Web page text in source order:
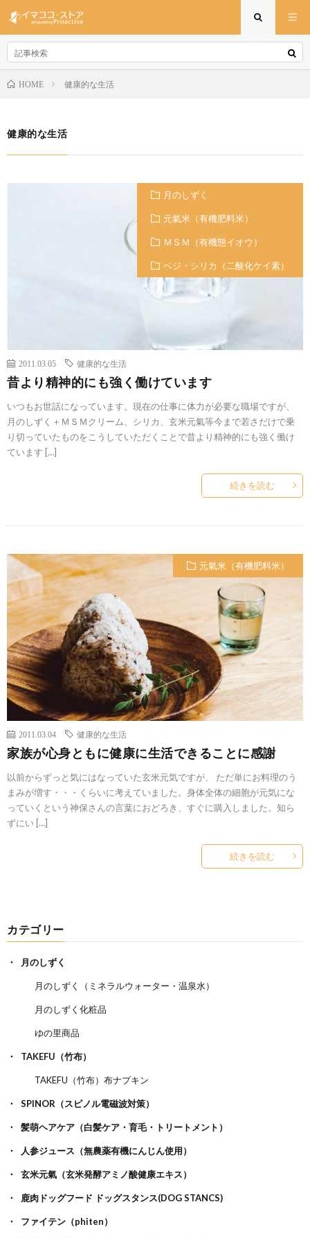
HOME 健康的な生活
健康的な生活
月のしずく
元氣米（有機肥料米）
ＭＳＭ（有機態イオウ）
ベジ・シリカ（二酸化ケイ素）
2011.03.05 健康的な生活
昔より精神的にも強く働けています
いつもお世話になっています。現在の仕事に体力が必要な職場ですが、
月のしずく＋ＭＳＭクリーム、シリカ、玄米元氣等今まで若さだけで乗
り切っていたものをこうしていただくことで昔より精神的にも強く働け
ています […]
続きを読む
元氣米（有機肥料米）
2011.03.04 健康的な生活
家族が心身ともに健康に生活できることに感謝
以前からずっと気にはなっていた玄米元気ですが、 ただ単にお料理のう
まみが増す・・・くらいに考えていました。身体全体の細胞が元気にな
っていくという神保さんの言葉におどろき、すぐに購入しました。知ら
ずにい […]
続きを読む
カテゴリー
月のしずく
月のしずく（ミネラルウォーター・温泉水）
月のしずく化粧品
ゆの里商品
TAKEFU（竹布）
TAKEFU（竹布）布ナプキン
SPINOR（スピノル電磁波対策）
髪萌ヘアケア（白髪ケア・育毛・トリートメント）
人参ジュース（無農薬有機にんじん使用）
玄米元氣（玄米発酵アミノ酸健康エキス）
鹿肉ドッグフード ドッグスタンス(DOG STANCS)
ファイテン（phiten）